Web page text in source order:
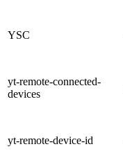
YSC
yt-remote-connected-
devices
yt-remote-device-id